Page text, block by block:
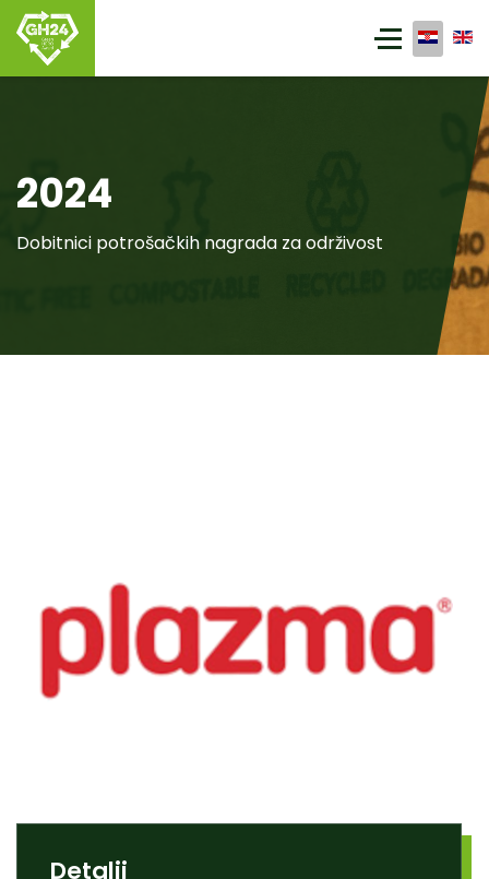
2024
Dobitnici potrošačkih nagrada za održivost
Detalji